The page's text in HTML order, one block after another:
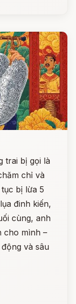
trai bị gọi là
chỉ và
bị lừa 5
đinh kiến,
cùng, anh
cho mình –
và sâu